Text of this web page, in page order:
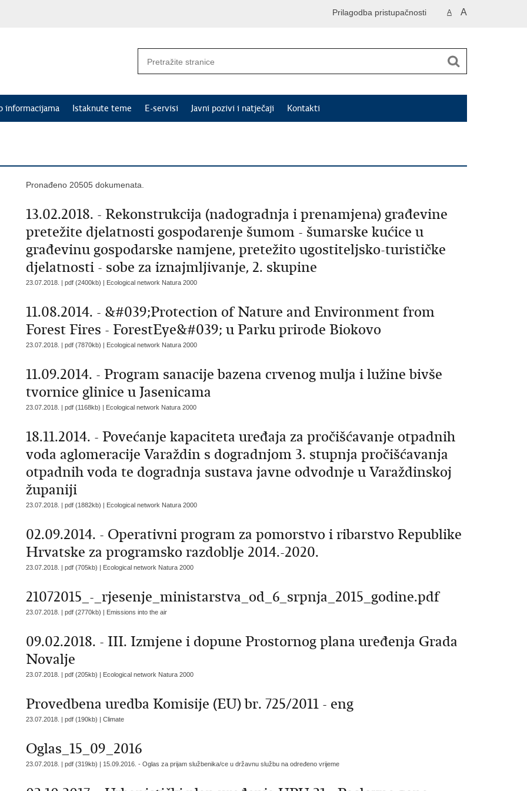
A A
Prilagodba pristupačnosti
informacijama Istaknute teme E-servisi Javni pozivi i natječaji Kontakti
Pronađeno 20505 dokumenata.
13.02.2018. - Rekonstrukcija (nadogradnja i prenamjena) građevine
pretežite djelatnosti gospodarenje šumom - šumarske kućice u
građevinu gospodarske namjene, pretežito ugostiteljsko-turističke
djelatnosti - sobe za iznajmljivanje, 2. skupine
23.07.2018. | pdf (2400kb) | Ecological network Natura 2000
11.08.2014. - &#039;Protection of Nature and Environment from
Forest Fires - ForestEye&#039; u Parku prirode Biokovo
23.07.2018. | pdf (7870kb) | Ecological network Natura 2000
11.09.2014. - Program sanacije bazena crvenog mulja i lužine bivše
tvornice glinice u Jasenicama
23.07.2018. | pdf (1168kb) | Ecological network Natura 2000
18.11.2014. - Povećanje kapaciteta uređaja za pročišćavanje otpadnih
voda aglomeracije Varaždin s dogradnjom 3. stupnja pročišćavanja
otpadnih voda te dogradnja sustava javne odvodnje u Varaždinskoj
županiji
23.07.2018. | pdf (1882kb) | Ecological network Natura 2000
02.09.2014. - Operativni program za pomorstvo i ribarstvo Republike
Hrvatske za programsko razdoblje 2014.-2020.
23.07.2018. | pdf (705kb) | Ecological network Natura 2000
21072015_-_rjesenje_ministarstva_od_6_srpnja_2015_godine.pdf
23.07.2018. | pdf (2770kb) | Emissions into the air
09.02.2018. - III. Izmjene i dopune Prostornog plana uređenja Grada
Novalje
23.07.2018. | pdf (205kb) | Ecological network Natura 2000
Provedbena uredba Komisije (EU) br. 725/2011 - eng
23.07.2018. | pdf (190kb) | Climate
Oglas_15_09_2016
23.07.2018. | pdf (319kb) | 15.09.2016. - Oglas za prijam službenika/ce u državnu službu na određeno vrijeme